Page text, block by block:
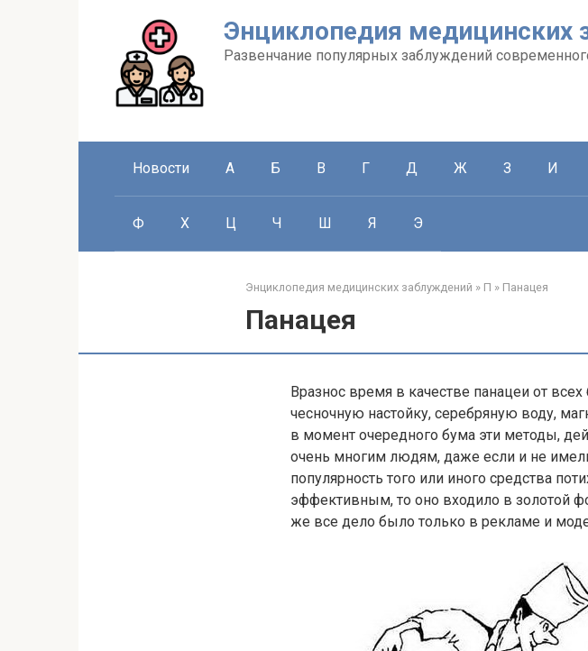
Энциклопедия медицинских
Развенчание популярных заблуждений
Новости А Б В Г Д Ж З И
Ф Х Ц Ч Ш Я Э
Энциклопедия медицинских заблуждений » П » Панацея
Панацея
Вразнос время в качестве панацеи от
чесночную настойку, серебряную воду,
в момент очередного бума эти методы,
очень многим людям, даже если и не
популярность того или иного средства
эффективным, то оно входило в золотой
же все дело было только в рекламе и